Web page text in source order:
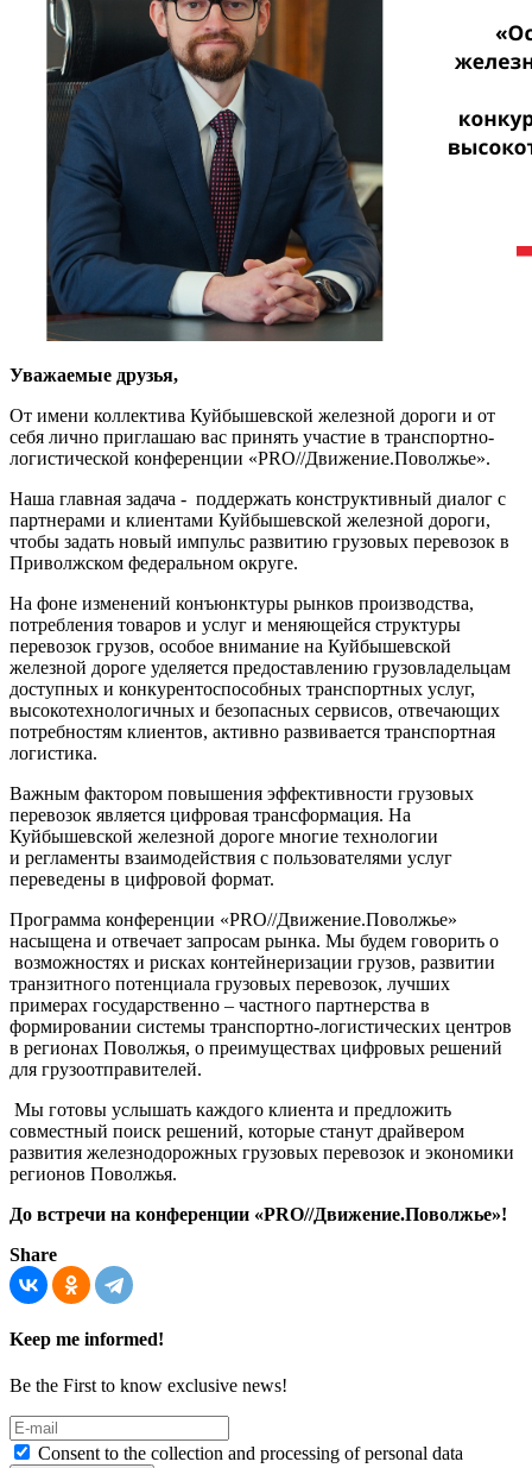
Уважаемые друзья,
От имени коллектива Куйбышевской железной дороги и от
себя лично приглашаю вас принять участие в транспортно-
логистической конференции «PRO//Движение.Поволжье».
Наша главная задача - поддержать конструктивный диалог с
партнерами и клиентами Куйбышевской железной дороги,
чтобы задать новый импульс развитию грузовых перевозок в
Приволжском федеральном округе.
На фоне изменений конъюнктуры рынков производства,
потребления товаров и услуг и меняющейся структуры
перевозок грузов, особое внимание на Куйбышевской
железной дороге уделяется предоставлению грузовладельцам
доступных и конкурентоспособных транспортных услуг,
высокотехнологичных и безопасных сервисов, отвечающих
потребностям клиентов, активно развивается транспортная
логистика.
Важным фактором повышения эффективности грузовых
перевозок является цифровая трансформация. На
Куйбышевской железной дороге многие технологии
и регламенты взаимодействия с пользователями услуг
переведены в цифровой формат.
Программа конференции «PRO//Движение.Поволжье»
насыщена и отвечает запросам рынка. Мы будем говорить о
возможностях и рисках контейнеризации грузов, развитии
транзитного потенциала грузовых перевозок, лучших
примерах государственно – частного партнерства в
формировании системы транспортно-логистических центров
в регионах Поволжья, о преимуществах цифровых решений
для грузоотправителей.
Мы готовы услышать каждого клиента и предложить
совместный поиск решений, которые станут драйвером
развития железнодорожных грузовых перевозок и экономики
регионов Поволжья.
До встречи на конференции «PRO//Движение.Поволжье»!
Share
Keep me informed!
Be the First to know exclusive news!
Consent to the collection and processing of personal data